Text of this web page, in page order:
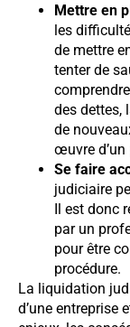
Mettre en
les
de mettre
tenter de
des dettes,
de
œuvre
Se faire
judiciaire
Il est donc
par un
pour être
procédure.
La liquidation
d’une entreprise